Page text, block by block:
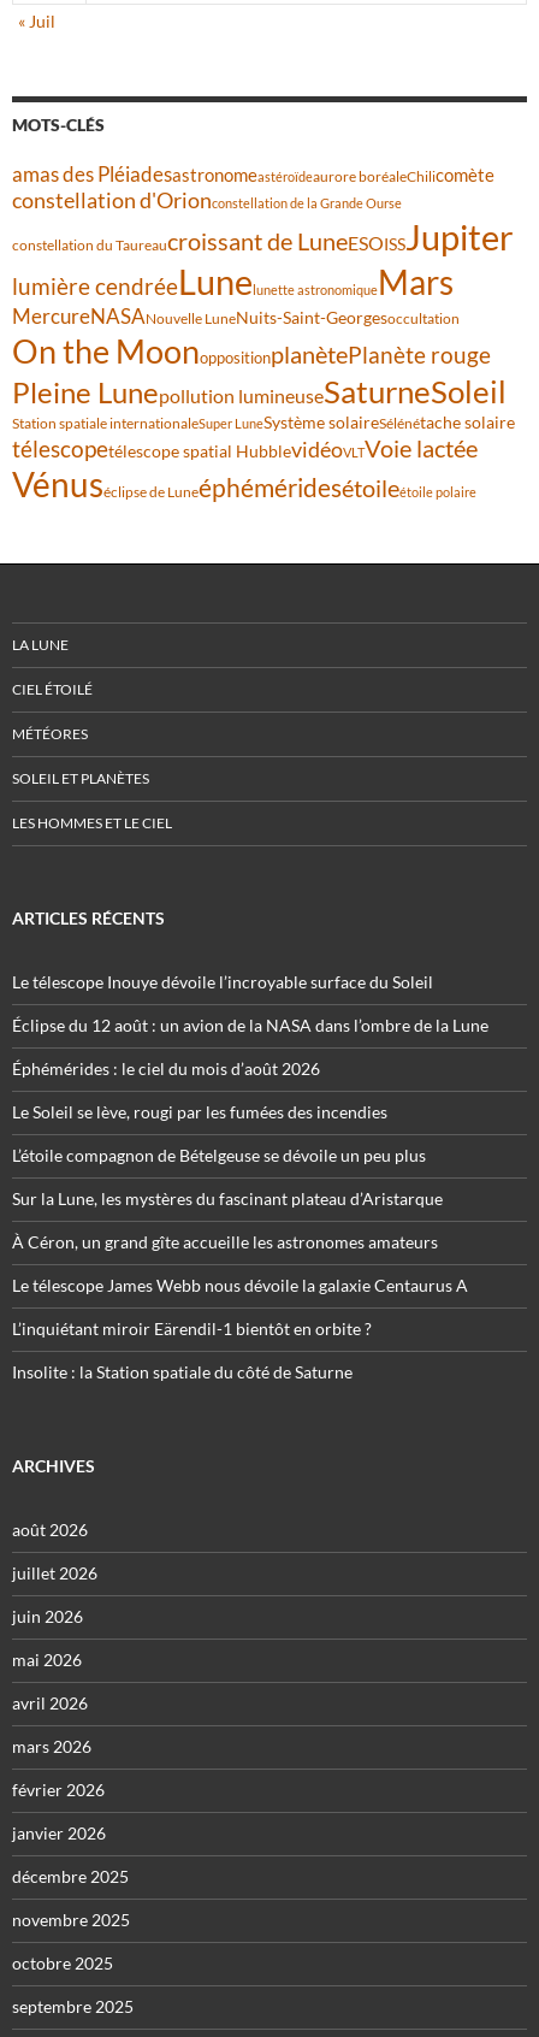
« Juil
MOTS-CLÉS
amas des Pléiadesastronomeastéroïdeaurore boréaleChilicomète
constellation d'Orionconstellation de la Grande Ourse
constellation du Taureaucroissant de LuneESOISSJupiter
lumière cendréeLunelunette astronomiqueMars
MercureNASANouvelle LuneNuits-Saint-Georgesoccultation
On the MoonoppositionplanètePlanète rouge
Pleine Lunepollution lumineuseSaturneSoleil
Station spatiale internationaleSuper LuneSystème solaireSélénétache solaire
télescopetélescope spatial HubblevidéoVLTVoie lactée
Vénuséclipse de Luneéphéméridesétoileétoile polaire
LA LUNE
CIEL ÉTOILÉ
MÉTÉORES
SOLEIL ET PLANÈTES
LES HOMMES ET LE CIEL
ARTICLES RÉCENTS
Le télescope Inouye dévoile l’incroyable surface du Soleil
Éclipse du 12 août : un avion de la NASA dans l’ombre de la Lune
Éphémérides : le ciel du mois d’août 2026
Le Soleil se lève, rougi par les fumées des incendies
L’étoile compagnon de Bételgeuse se dévoile un peu plus
Sur la Lune, les mystères du fascinant plateau d’Aristarque
À Céron, un grand gîte accueille les astronomes amateurs
Le télescope James Webb nous dévoile la galaxie Centaurus A
L’inquiétant miroir Eärendil-1 bientôt en orbite ?
Insolite : la Station spatiale du côté de Saturne
ARCHIVES
août 2026
juillet 2026
juin 2026
mai 2026
avril 2026
mars 2026
février 2026
janvier 2026
décembre 2025
novembre 2025
octobre 2025
septembre 2025